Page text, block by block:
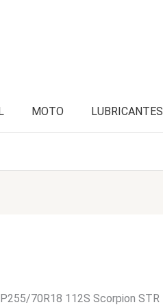
MOTO LUBRICANTES
70R18 112S Scorpion STR